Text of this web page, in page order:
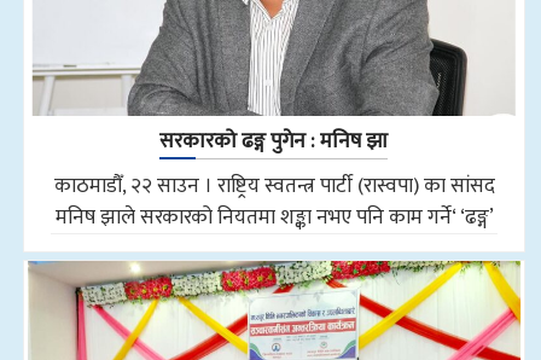
सरकारको ढङ्ग पुगेन : मनिष झा
काठमाडौँ, २२ साउन । राष्ट्रिय स्वतन्त्र पार्टी (रास्वपा) का सांसद
मनिष झाले सरकारको नियतमा शङ्का नभए पनि काम गर्ने‘ ‘ढङ्ग’